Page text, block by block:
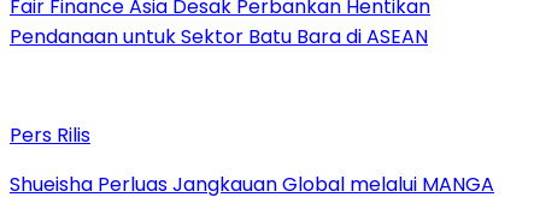
Fair Finance Asia Desak Perbankan Hentikan
Pendanaan untuk Sektor Batu Bara di ASEAN
Pers Rilis
Shueisha Perluas Jangkauan Global melalui MANGA